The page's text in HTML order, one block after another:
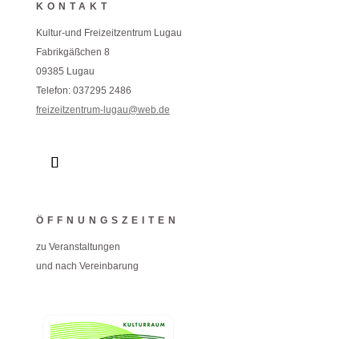
KONTAKT
Kultur-und Freizeitzentrum Lugau
Fabrikgäßchen 8
09385 Lugau
Telefon: 037295 2486
freizeitzentrum-lugau@web.de
ÖFFNUNGSZEITEN
zu Veranstaltungen
und nach Vereinbarung